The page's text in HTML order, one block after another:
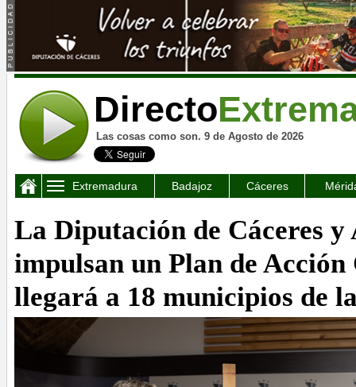
Directo
Las cosas como son. 9 de Agosto de 2026
Extremadura Badajoz Cáceres
La Diputación de Cáceres y
impulsan un Plan de
llegará a 18 municipios de